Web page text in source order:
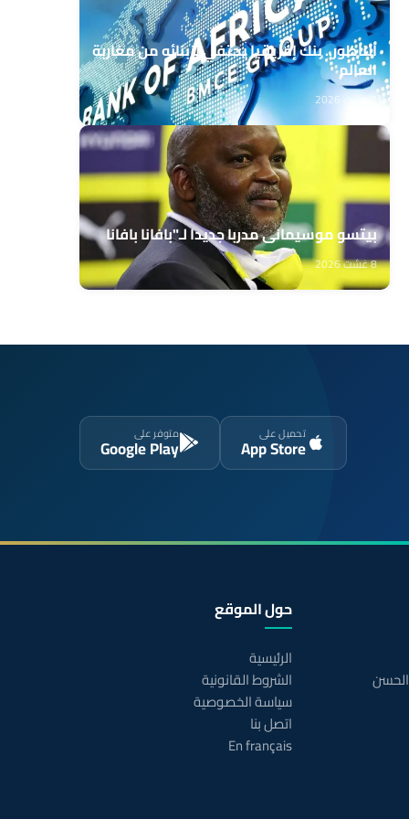
الناظور.. بنك إفريقيا يحتفي بزبنائه من مغاربة
العالم
8 غشت 2026
بيتسو موسيماني مدربا جديدا لـ"بافانا بافانا
8 غشت 2026
تحميل على
App Store
متوفر على
Google Play
حول الموقع
الرئيسية
الشروط القانونية
سياسة الخصوصية
اتصل بنا
En français